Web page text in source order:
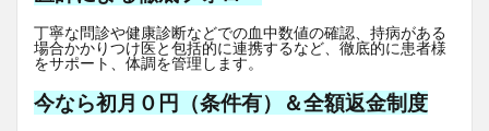
丁寧な問診や健康診断などでの血中数値の確認、持病がある
場合かかりつけ医と包括的に連携するなど、徹底的に患者様
をサポート、体調を管理します。
今なら初月０円（条件有）＆全額返金制度